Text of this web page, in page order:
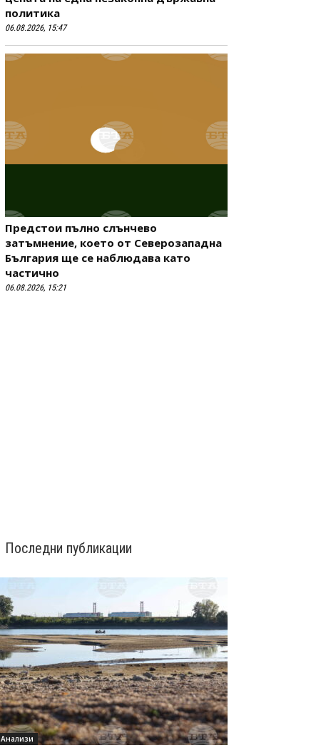
политика
06.08.2026, 15:47
Предстои пълно слънчево
затъмнение, което от Северозападна
България ще се наблюдава като
частично
06.08.2026, 15:21
Последни публикации
Анализи